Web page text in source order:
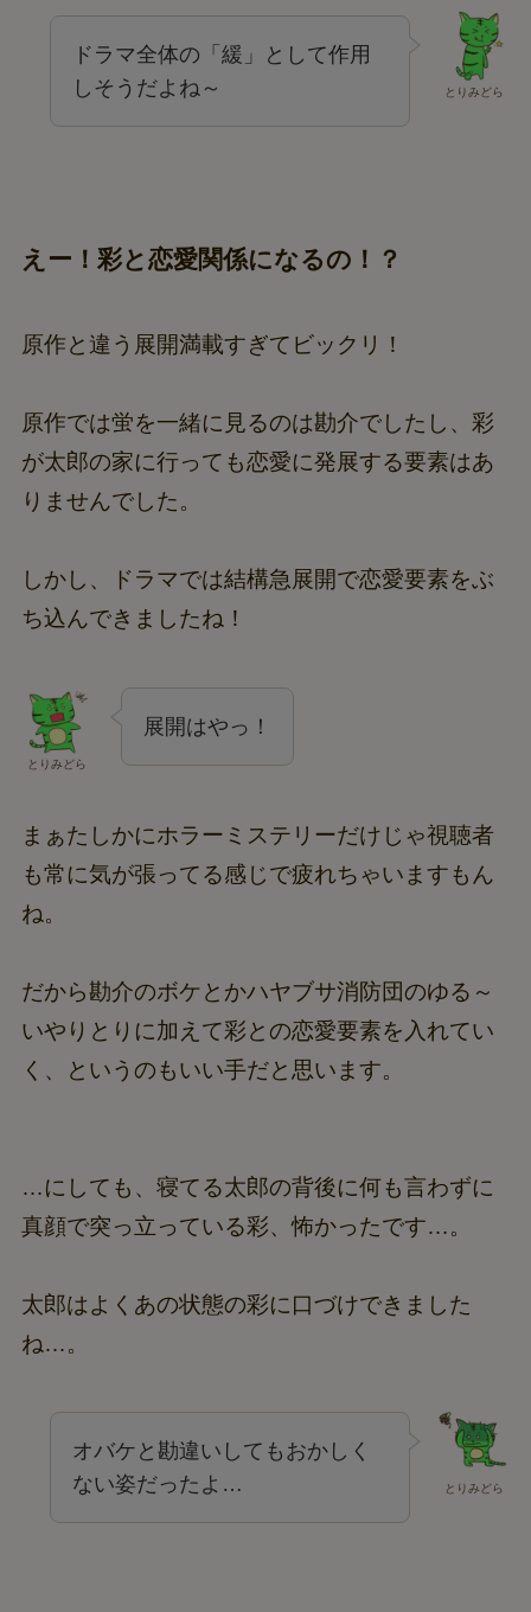
とりみどら
ドラマ全体の「緩」として作用
しそうだよね～
えー！彩と恋愛関係になるの！？
原作と違う展開満載すぎてビックリ！
原作では蛍を一緒に見るのは勘介でしたし、彩
が太郎の家に行っても恋愛に発展する要素はあ
りませんでした。
しかし、ドラマでは結構急展開で恋愛要素をぶ
ち込んできましたね！
とりみどら
展開はやっ！
まぁたしかにホラーミステリーだけじゃ視聴者
も常に気が張ってる感じで疲れちゃいますもん
ね。
だから勘介のボケとかハヤブサ消防団のゆる～
いやりとりに加えて彩との恋愛要素を入れてい
く、というのもいい手だと思います。
…にしても、寝てる太郎の背後に何も言わずに
真顔で突っ立っている彩、怖かったです…。
太郎はよくあの状態の彩に口づけできました
ね…。
とりみどら
オバケと勘違いしてもおかしく
ない姿だったよ…